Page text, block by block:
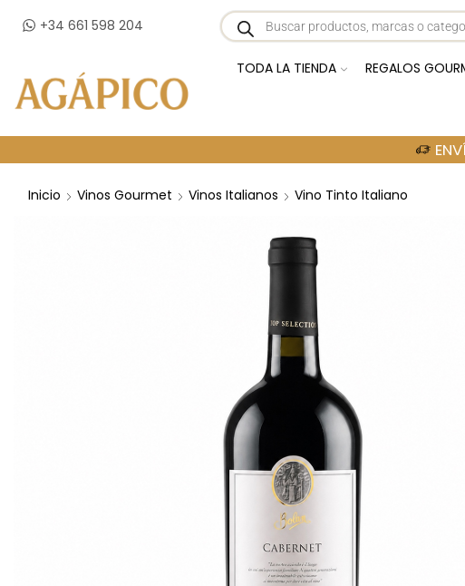
+34 661 598 204
TODA LA TIENDA REGALOS
Inicio Vinos Gourmet Vinos Italianos Vino Tinto Italiano